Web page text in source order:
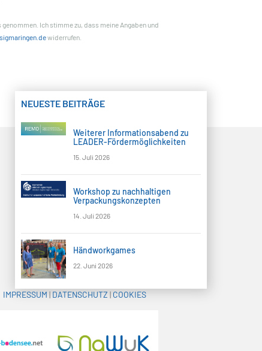
genommen. Ich stimme zu, dass meine Angaben und
widerrufen.
NEUESTE BEITRÄGE
Weiterer Informationsabend zu
LEADER-Fördermöglichkeiten
15. Juli 2026
Workshop zu nachhaltigen
Verpackungskonzepten
14. Juli 2026
Händworkgames
22. Juni 2026
IMPRESSUM | DATENSCHUTZ | COOKIES